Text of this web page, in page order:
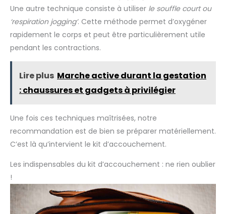
chambres pour exercices
patients ayant une fonction
pulmonaire limitée due à des
maladies thoraciques et
pulmonaires, à des opérations,
les poumons est conçu pour
et maximale.
moment
la série 10 à 15 fois pour des résultats efficaces. 【Couleurs
vives pour un entraînement ludique】 : Le design
dynamique à 3 billes ajoute une touche ludique à votre
routine d'entraînement, stimulant la motivation grâce à la
psychologie des couleurs et faisant des exercices
respiratoires une expérience agréable. 【Propre et
soutien durable à votre santé respiratoire.
Une autre technique consiste à utiliser le souffle court ou
‘respiration jogging’. Cette méthode permet d’oxygéner
rapidement le corps et peut être particulièrement utile
pendant les contractions.
Lire plus Marche active durant la gestation
: chaussures et gadgets à privilégier
Une fois ces techniques maîtrisées, notre
recommandation est de bien se préparer matériellement.
C’est là qu’intervient le kit d’accouchement.
Les indispensables du kit d’accouchement : ne rien oublier
!